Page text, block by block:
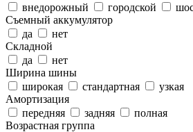
внедорожный
городской
Съемный аккумулятор
да
нет
Складной
да
нет
Ширина шины
широкая
стандартная
узкая
Амортизация
передняя
задняя
полная
Возрастная группа